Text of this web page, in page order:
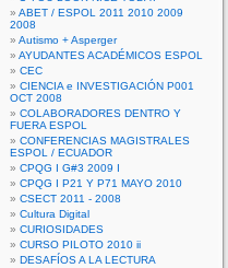
ABET / ESPOL 2011 2010 2009
2008
Autismo + Asperger
AYUDANTES ACADÉMICOS ESPOL
CEC
CIENCIA e INVESTIGACIÓN P001
OCT 2008
COLABORADORES DENTRO Y
FUERA ESPOL
CONFERENCIAS MAGISTRALES
ESPOL / ECUADOR
CPQG I G#3 2009 I
CPQG I P21 Y P71 MAYO 2010
CSECT 2011 - 2008
Cultura Digital
CURIOSIDADES
CURSO PILOTO 2010 ii
DESAFÍOS A LA LECTURA